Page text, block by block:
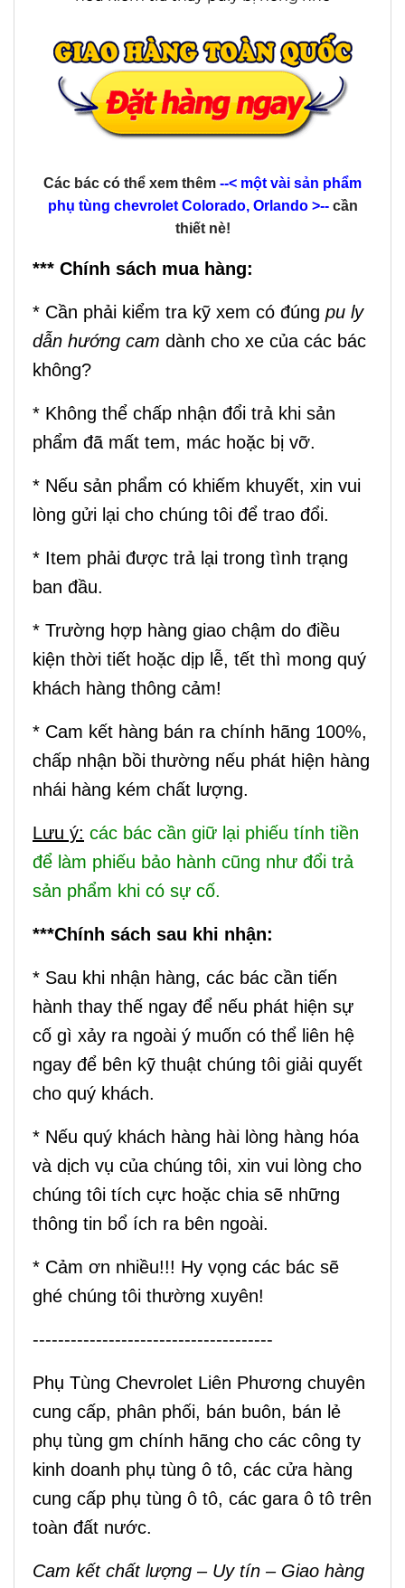
Các bác có thể xem thêm --< một vài sản phẩm
phụ tùng chevrolet Colorado, Orlando >-- cần
thiết nè!
*** Chính sách mua hàng:
* Cần phải kiểm tra kỹ xem có đúng pu ly
dẫn hướng cam dành cho xe của các bác
không?
* Không thể chấp nhận đổi trả khi sản
phẩm đã mất tem, mác hoặc bị vỡ.
* Nếu sản phẩm có khiếm khuyết, xin vui
lòng gửi lại cho chúng tôi để trao đổi.
* Item phải được trả lại trong tình trạng
ban đầu.
* Trường hợp hàng giao chậm do điều
kiện thời tiết hoặc dịp lễ, tết thì mong quý
khách hàng thông cảm!
* Cam kết hàng bán ra chính hãng 100%,
chấp nhận bồi thường nếu phát hiện hàng
nhái hàng kém chất lượng.
Lưu ý: các bác cần giữ lại phiếu tính tiền
để làm phiếu bảo hành cũng như đổi trả
sản phẩm khi có sự cố.
***Chính sách sau khi nhận:
* Sau khi nhận hàng, các bác cần tiến
hành thay thế ngay để nếu phát hiện sự
cố gì xảy ra ngoài ý muốn có thể liên hệ
ngay để bên kỹ thuật chúng tôi giải quyết
cho quý khách.
* Nếu quý khách hàng hài lòng hàng hóa
và dịch vụ của chúng tôi, xin vui lòng cho
chúng tôi tích cực hoặc chia sẽ những
thông tin bổ ích ra bên ngoài.
* Cảm ơn nhiều!!! Hy vọng các bác sẽ
ghé chúng tôi thường xuyên!
--------------------------------------
Phụ Tùng Chevrolet Liên Phương chuyên
cung cấp, phân phối, bán buôn, bán lẻ
phụ tùng gm chính hãng cho các công ty
kinh doanh phụ tùng ô tô, các cửa hàng
cung cấp phụ tùng ô tô, các gara ô tô trên
toàn đất nước.
Cam kết chất lượng – Uy tín – Giao hàng